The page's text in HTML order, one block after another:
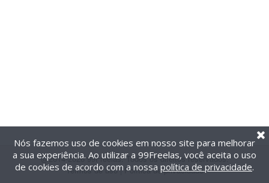
@2014-2026 99Freelas. Todos os direitos reservados.
Termos de uso| Política de privacidade
Nós fazemos uso de cookies em nosso site para melhorar
a sua experiência. Ao utilizar a 99Freelas, você aceita o uso
de cookies de acordo com a nossa política de privacidade.